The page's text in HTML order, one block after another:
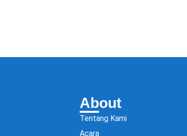
About
Tentang Kami
Acara